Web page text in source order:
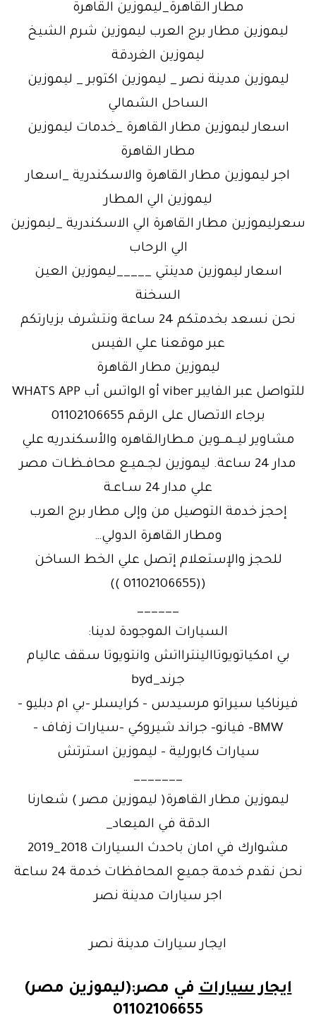
مطار القاهرة_ليموزين القاهرة
ليموزين مطار برج العرب ليموزين شرم الشيخ
ليموزين الغردقة
ليموزين مدينة نصر _ ليموزين اكتوبر _ ليموزين
الساحل الشمالي
اسعار ليموزين مطار القاهرة _خدمات ليموزين
مطار القاهرة
اجر ليموزين مطار القاهرة والاسكندرية _اسعار
ليموزين الي المطار
سعرليموزين مطار القاهرة الي الاسكندرية _ليموزين
الي الرحاب
اسعار ليموزين مدينتي _____ليموزين العين
السخنة
نحن نسعد بخدمتكم 24 ساعة ونتشرف بزيارتكم
عبر موقعنا علي الفيس
ليموزين مطار القاهرة
للتواصل عبر الفايبر viber أو الواتس أب WHATS APP
برجاء الاتصال على الرقم 01102106655
مشاوير ليــمــوين مـطارالقاهره والأسكندريه علي
مدار 24 ساعة. ليموزين لجـميـع محافـظـات مصر
علي مدار 24 سـاعـة
إحجز خدمة التوصيل من وإلى مطار برج العرب
ومطار القاهرة الدولي…
للحجز والإستعلام إتصل علي الخط الساخن
((01102106655 ))
______
السيارات الموجودة لدينا:
بي امكياتويوتاالينترااتش وانتويوتا سقف عاليام
جرند_byd
فيرناكيا سيراتو مرسيدس – كرايسلر -بي ام دبليو -
BMW- فيانو- جراند شيروكي -سيارات زفاف –
سيارات كابورلية – ليموزين استرتش
_______
ليموزين مطار القاهرة( ليموزين مصر ) شعارنا
الدقة في الميعاد_
مشوارك في امان باحدث السيارات 2018_2019
نحن نقدم خدمة جميع المحافظات خدمة 24 ساعة
اجر سيارات مدينة نصر
ايجار سيارات مدينة نصر
ايجار سياراتفي مصر:(ليموزين مصر)
01102106655